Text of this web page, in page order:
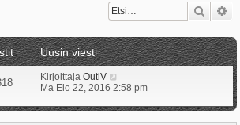
Etsi
Uusin viesti
KirjoittajaOutiV
ä
t
ä
Ma Elo 22, 2016 2:58 pm